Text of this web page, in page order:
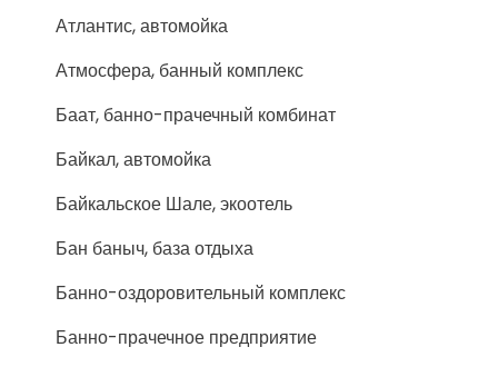
Атлантис, автомойка
Атмосфера, банный комплекс
Баат, банно-прачечный комбинат
Байкал, автомойка
Байкальское Шале, экоотель
Бан баныч, база отдыха
Банно-оздоровительный комплекс
Банно-прачечное предприятие